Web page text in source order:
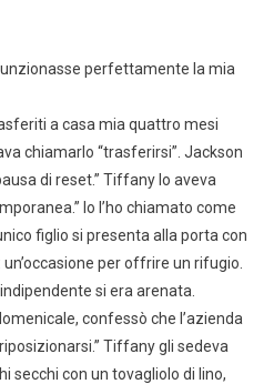
perfettamente la mia
a casa mia quattro mesi
chiamarlo “trasferirsi”. Jackson
di reset.” Tiffany lo aveva
Io l’ho chiamato come
figlio si presenta alla porta con
per offrire un rifugio.
si era arenata.
confessò che l’azienda
Tiffany gli sedeva
secchi con un tovagliolo di lino,